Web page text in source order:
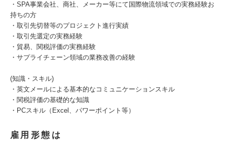
・SPA事業会社、商社、メーカー等にて国際物流領域での実務経験お
持ちの方
・取引先切替等のプロジェクト進行実績
・取引先選定の実務経験
・貿易、関税評価の実務経験
・サプライチェーン領域の業務改善の経験
(知識・スキル)
・英文メールによる基本的なコミュニケーションスキル
・関税評価の基礎的な知識
・PCスキル（Excel、パワーポイント等）
雇用形態は